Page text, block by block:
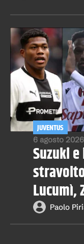
6 agosto
JUVENTUS
Suzuki
Lucumì,
Paolo